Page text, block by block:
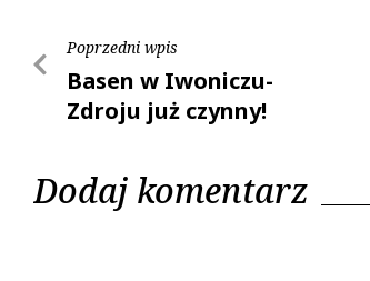
Poprzedni wpis
Basen w Iwoniczu-
Zdroju już czynny!
Dodaj komentarz